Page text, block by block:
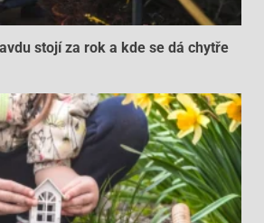
stojí za rok a kde se dá chytře